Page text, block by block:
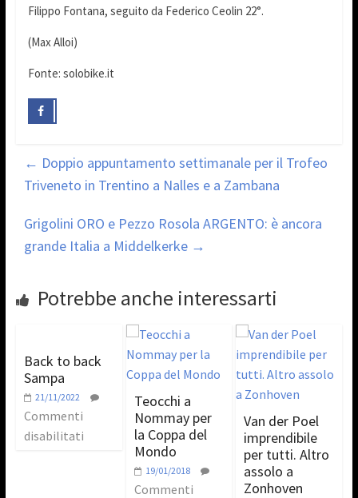
Filippo Fontana, seguito da Federico Ceolin 22°.
(Max Alloi)
Fonte: solobike.it
← Doppio appuntamento settimanale per il Trofeo
Triveneto in Trentino a Nalles e a Zambana
Grigolini ORO e Pezzo Rosola ARGENTO: è ancora
grande Italia a Middelkerke →
Potrebbe anche interessarti
Back to back
Sampa
21/11/2022
Commenti
disabilitati
Teocchi a
Nommay per
la Coppa del
Mondo
19/01/2018
Commenti
Van der Poel
imprendibile
per tutti. Altro
assolo a
Zonhoven